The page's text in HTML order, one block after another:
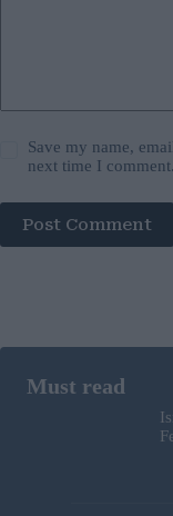
Save my name,
next time I comment.
Post Comment